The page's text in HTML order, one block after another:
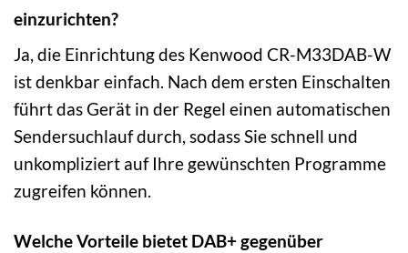
einzurichten?
Ja, die Einrichtung des Kenwood CR-M33DAB-W
ist denkbar einfach. Nach dem ersten Einschalten
führt das Gerät in der Regel einen automatischen
Sendersuchlauf durch, sodass Sie schnell und
unkompliziert auf Ihre gewünschten Programme
zugreifen können.
Welche Vorteile bietet DAB+ gegenüber